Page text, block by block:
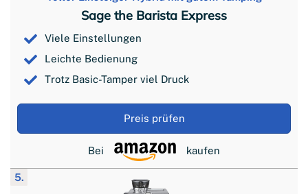
Sage the Barista Express
Viele Einstellungen
Leichte Bedienung
Trotz Basic-Tamper viel Druck
Preis prüfen
Bei kaufen
5.